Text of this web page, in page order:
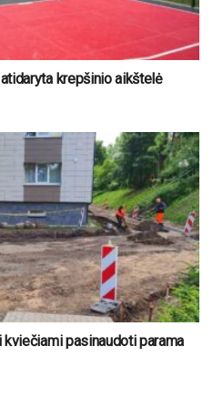
krepšinio aikštelė
pasinaudoti parama